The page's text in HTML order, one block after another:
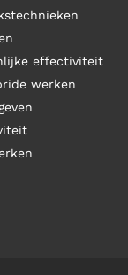
effectiviteit
werken